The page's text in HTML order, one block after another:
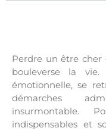
Perdre un être cher
bouleverse la
émotionnelle, se
démarches
insurmontable.
indispensables et